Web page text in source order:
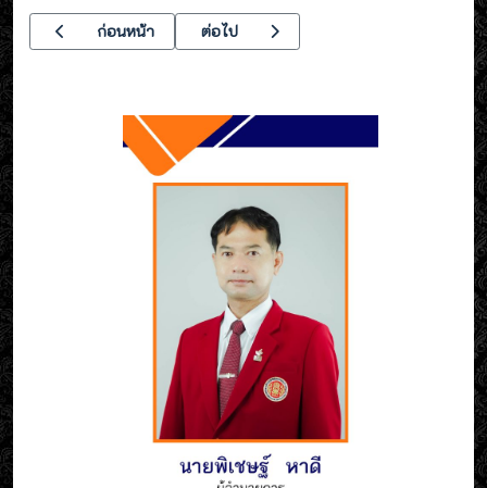
เนื้อหาก่อนหน้า: ประกาศ วิทยาลัยเทคนิคอุตสาหกรรมยานยนต์ เ
ก่อนหน้า เนื้อหาถัดไป: ประกาศวิทยาลัยเทคนิคอุตสา
ต่อไป